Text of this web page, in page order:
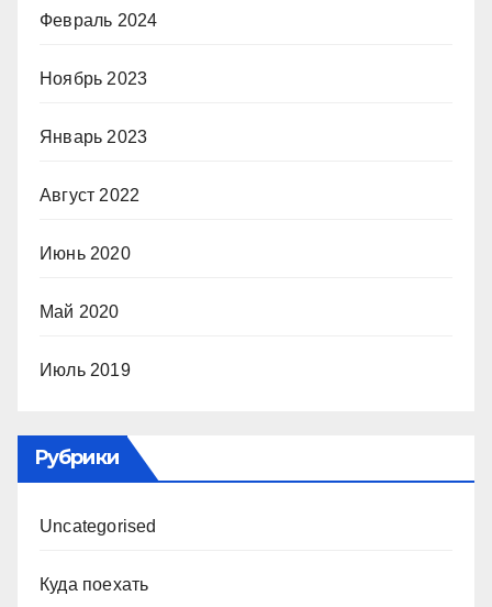
Февраль 2024
Ноябрь 2023
Январь 2023
Август 2022
Июнь 2020
Май 2020
Июль 2019
Рубрики
Uncategorised
Куда поехать